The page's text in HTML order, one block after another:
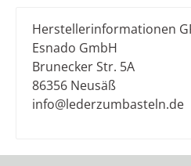
Herstellerinformationen
Esnado GmbH
Brunecker Str. 5A
86356 Neusäß
info@lederzumbasteln.de